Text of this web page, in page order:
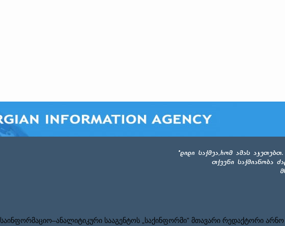
საინფორმაციო–ანალიტიკური სააგენტოს „საქინფორმი” მთავარი რედაქტორი